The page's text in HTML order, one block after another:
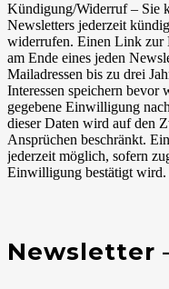
Kündigung/Widerruf – Sie
Newsletters jederzeit
widerrufen. Einen Link zur
am Ende eines jeden
Mailadressen bis zu drei
Interessen speichern bevor
gegebene Einwilligung
dieser Daten wird auf den
Ansprüchen beschränkt.
jederzeit möglich, sofern
Einwilligung bestätigt wird.
Newsletter